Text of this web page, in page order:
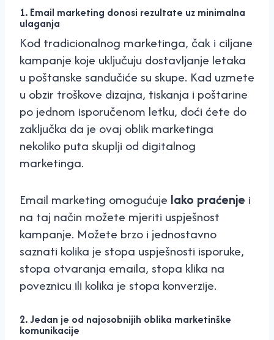
1. Email marketing donosi rezultate uz minimalna
ulaganja
Kod tradicionalnog marketinga, čak i ciljane
kampanje koje uključuju dostavljanje letaka
u poštanske sandučiće su skupe. Kad uzmete
u obzir troškove dizajna, tiskanja i poštarine
po jednom isporučenom letku, doći ćete do
zaključka da je ovaj oblik marketinga
nekoliko puta skuplji od digitalnog
marketinga.
Email marketing omogućuje lako praćenje i
na taj način možete mjeriti uspješnost
kampanje. Možete brzo i jednostavno
saznati kolika je stopa uspješnosti isporuke,
stopa otvaranja emaila, stopa klika na
poveznicu ili kolika je stopa konverzije.
2. Jedan je od najosobnijih oblika marketinške
komunikacije